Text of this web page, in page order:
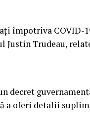
împotriva COVID-
Trudeau,
decret
a oferi detalii